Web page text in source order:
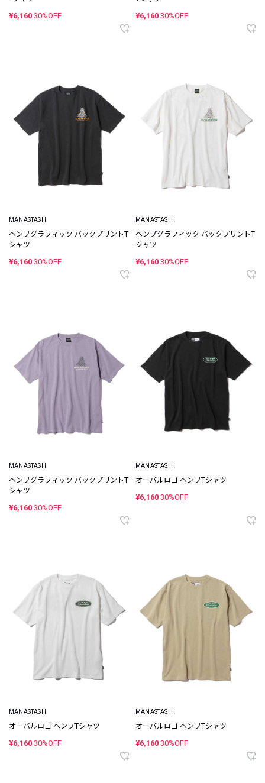
¥6,160 30%OFF ¥6,160 30%OFF
MANASTASH
ヘンプグラフィック バックプリントT
シャツ
¥6,160 30%OFF
MANASTASH
ヘンプグラフィック バックプリントT
シャツ
¥6,160 30%OFF
MANASTASH
ヘンプグラフィック バックプリントT
シャツ
¥6,160 30%OFF
MANASTASH
オーバルロゴ ヘンプTシャツ
¥6,160 30%OFF
MANASTASH
オーバルロゴ ヘンプTシャツ
¥6,160 30%OFF
MANASTASH
オーバルロゴ ヘンプTシャツ
¥6,160 30%OFF